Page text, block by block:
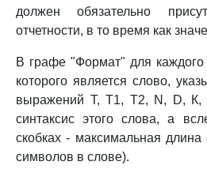
должен обязательно
отчетности, в то время как
В графе "Формат" для каждого
которого является слово,
выражений Т, T1, Т2, N, D,
синтаксис этого слова, а
скобках - максимальная длина
символов в слове).